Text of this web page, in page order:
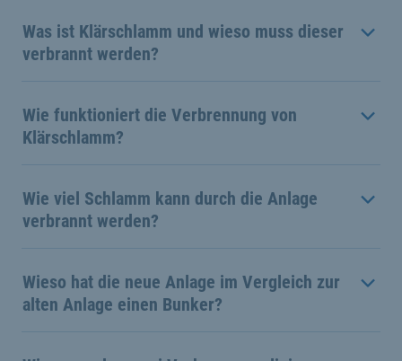
Was ist Klärschlamm und wieso muss dieser
verbrannt werden?
Wie funktioniert die Verbrennung von
Klärschlamm?
Wie viel Schlamm kann durch die Anlage
verbrannt werden?
Wieso hat die neue Anlage im Vergleich zur
alten Anlage einen Bunker?